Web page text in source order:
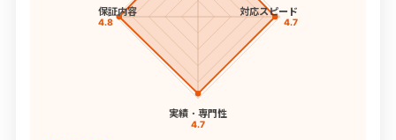
対応スピード
4.7
実績・専門性
4.7
保証内容
4.8